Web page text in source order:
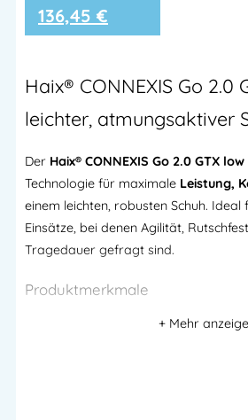
136,45 €
Haix® CONNEXIS Go 2.0
leichter, atmungsaktiver
Der Haix® CONNEXIS Go 2.0 GTX low
Technologie für maximale Leistung,
einem leichten, robusten Schuh.
Einsätze, bei denen Agilität,
Tragedauer gefragt sind.
Produktmerkmale